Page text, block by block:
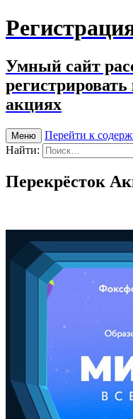
Умный сайт
акциях
Меню
Перейти к
Найти:
Перекрёсток